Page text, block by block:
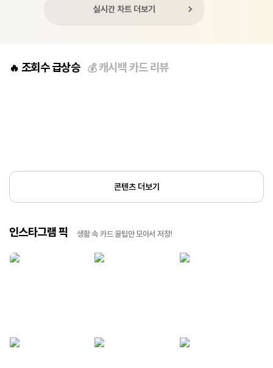
실시간 차트 더보기
🔥 조회수 급상승 💰캐시백 카드 리뷰
콘텐츠 더보기
인스타그램 픽 생활 속 카드 꿀팁만 모아서 저장!